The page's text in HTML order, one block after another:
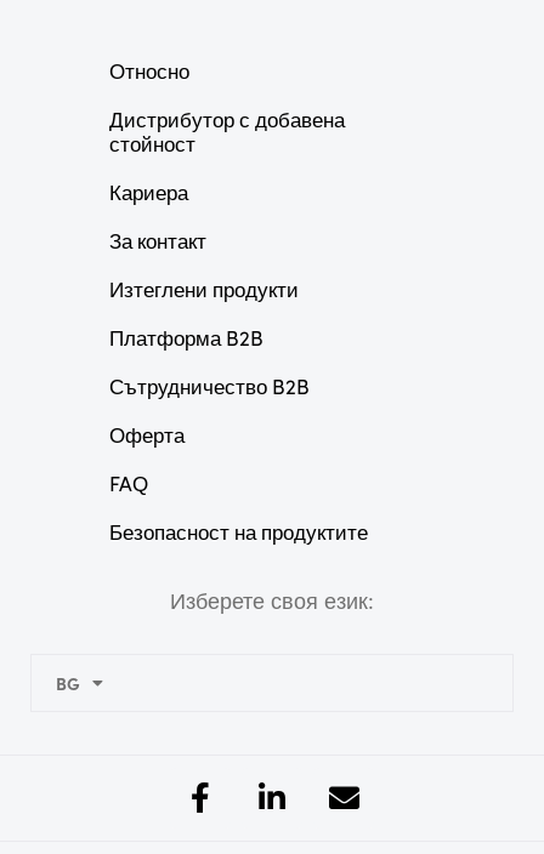
Относно
Дистрибутор с добавена
стойност
Кариера
За контакт
Изтеглени продукти
Платформа B2B
Сътрудничество B2B
Оферта
FAQ
Безопасност на продуктите
Изберете своя език:
BG